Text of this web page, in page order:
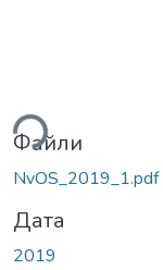
Файли
NvOS_2019_1.pdf
Дата
2019